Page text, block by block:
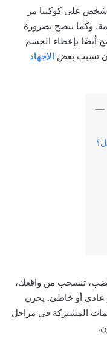
شخص على كوكبنا مر
وكما ننصح بضرورة
أيضًا بإعطاء الجسم
تسبب بعض الإجهاد
تنسحب من واقعك،
عادي أو خاطئ. يحزن
المشتركة في مراحل